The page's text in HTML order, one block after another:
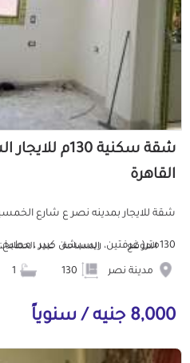
شقة سكنية 130م
القاهرة
شقة للايجار بمدينه نصر ع شارع
130متر( غرفتين، ريسبشن كبير ، مطبخ، ح... الموقع
مدينة نصر
المساحة عدد
8,000 جنيه / سنوياً